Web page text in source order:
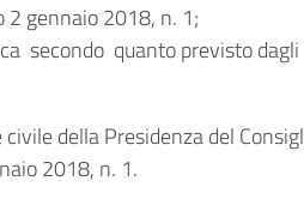
2 gennaio 2018, n. 1;
secondo quanto previsto
della Presidenza del
2018, n. 1.